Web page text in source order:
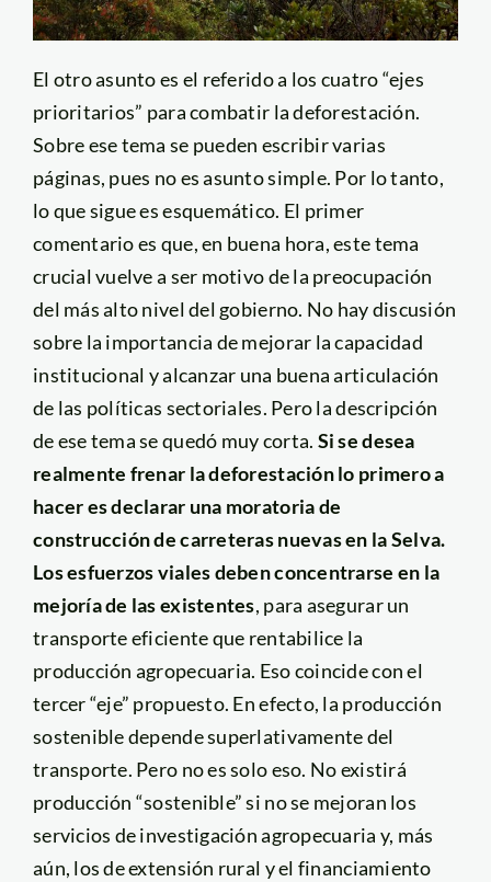
El otro asunto es el referido a los cuatro “ejes
prioritarios” para combatir la deforestación.
Sobre ese tema se pueden escribir varias
páginas, pues no es asunto simple. Por lo tanto,
lo que sigue es esquemático. El primer
comentario es que, en buena hora, este tema
crucial vuelve a ser motivo de la preocupación
del más alto nivel del gobierno. No hay discusión
sobre la importancia de mejorar la capacidad
institucional y alcanzar una buena articulación
de las políticas sectoriales. Pero la descripción
de ese tema se quedó muy corta. Si se desea
realmente frenar la deforestación lo primero a
hacer es declarar una moratoria de
construcción de carreteras nuevas en la Selva.
Los esfuerzos viales deben concentrarse en la
mejoría de las existentes, para asegurar un
transporte eficiente que rentabilice la
producción agropecuaria. Eso coincide con el
tercer “eje” propuesto. En efecto, la producción
sostenible depende superlativamente del
transporte. Pero no es solo eso. No existirá
producción “sostenible” si no se mejoran los
servicios de investigación agropecuaria y, más
aún, los de extensión rural y el financiamiento